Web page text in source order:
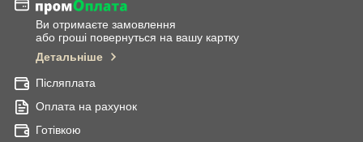
Ви отримаєте замовлення
або гроші повернуться на вашу картку
Детальніше
Післяплата
Оплата на рахунок
Готівкою